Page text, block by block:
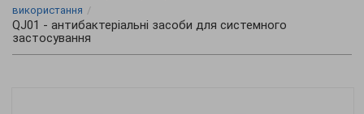
використання
QJ01 - антибактеріальні засоби для системного
застосування